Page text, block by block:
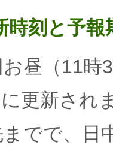
時刻と予
昼（11時
更新され
でで、日